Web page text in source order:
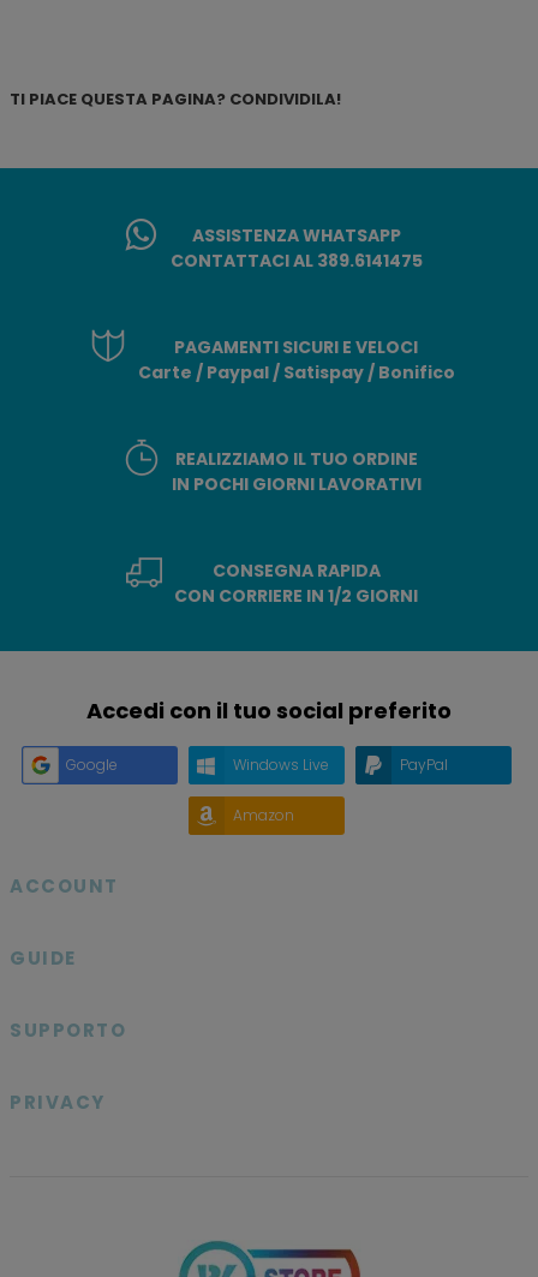
TI PIACE QUESTA PAGINA? CONDIVIDILA!
ASSISTENZA WHATSAPP
CONTATTACI AL 389.6141475
PAGAMENTI SICURI E VELOCI
Carte / Paypal / Satispay / Bonifico
REALIZZIAMO IL TUO ORDINE
IN POCHI GIORNI LAVORATIVI
CONSEGNA RAPIDA
CON CORRIERE IN 1/2 GIORNI
Accedi con il tuo social preferito
Google Windows Live PayPal
Amazon
ACCOUNT
GUIDE
SUPPORTO
PRIVACY